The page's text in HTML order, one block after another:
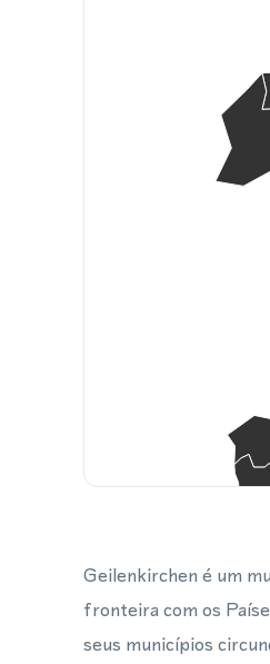
Geilenkirchen é um
fronteira com os
seus municípios